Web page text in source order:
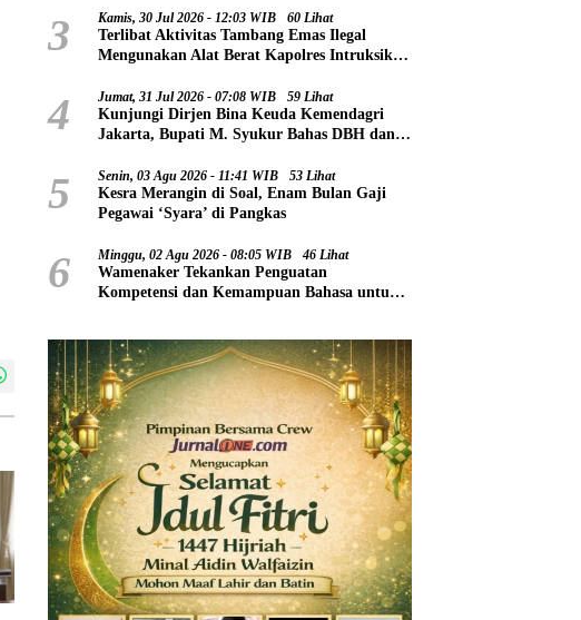
3 Kamis, 30 Jul 2026 - 12:03 WIB 60 Lihat
Terlibat Aktivitas Tambang Emas Ilegal
Mengunakan Alat Berat Kapolres Intruksikan
SD 94 Desa Tanjung Mudo
4 Jumat, 31 Jul 2026 - 07:08 WIB 59 Lihat
Kunjungi Dirjen Bina Keuda Kemendagri
Jakarta, Bupati M. Syukur Bahas DBH dan
5 Senin, 03 Agu 2026 - 11:41 WIB 53 Lihat
Kesra Merangin di Soal, Enam Bulan Gaji
Pegawai ‘Syara’ di Pangkas
6 Minggu, 02 Agu 2026 - 08:05 WIB 46 Lihat
Wamenaker Tekankan Penguatan
Kompetensi dan Kemampuan Bahasa untuk